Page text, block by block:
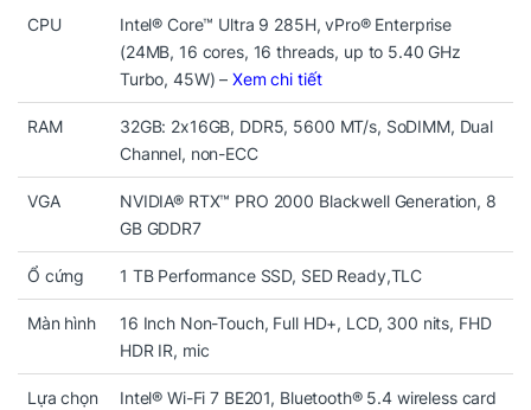
CPU
Intel® Core™ Ultra 9 285H, vPro® Enterprise
(24MB, 16 cores, 16 threads, up to 5.40 GHz
Turbo, 45W) –Xem chi tiết
RAM
32GB: 2x16GB, DDR5, 5600 MT/s, SoDIMM, Dual
Channel, non-ECC
VGA
NVIDIA® RTX™ PRO 2000 Blackwell Generation, 8
GB GDDR7
Ổ cứng 1 TB Performance SSD, SED Ready,TLC
Màn hình
16 Inch Non-Touch, Full HD+, LCD, 300 nits, FHD
HDR IR, mic
Lựa chọn Intel® Wi-Fi 7 BE201, Bluetooth® 5.4 wireless card